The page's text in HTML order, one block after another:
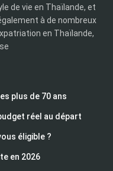
de vie en Thaïlande, et
à de nombreux
en Thaïlande,
plus de 70 ans
réel au départ
éligible ?
en 2026